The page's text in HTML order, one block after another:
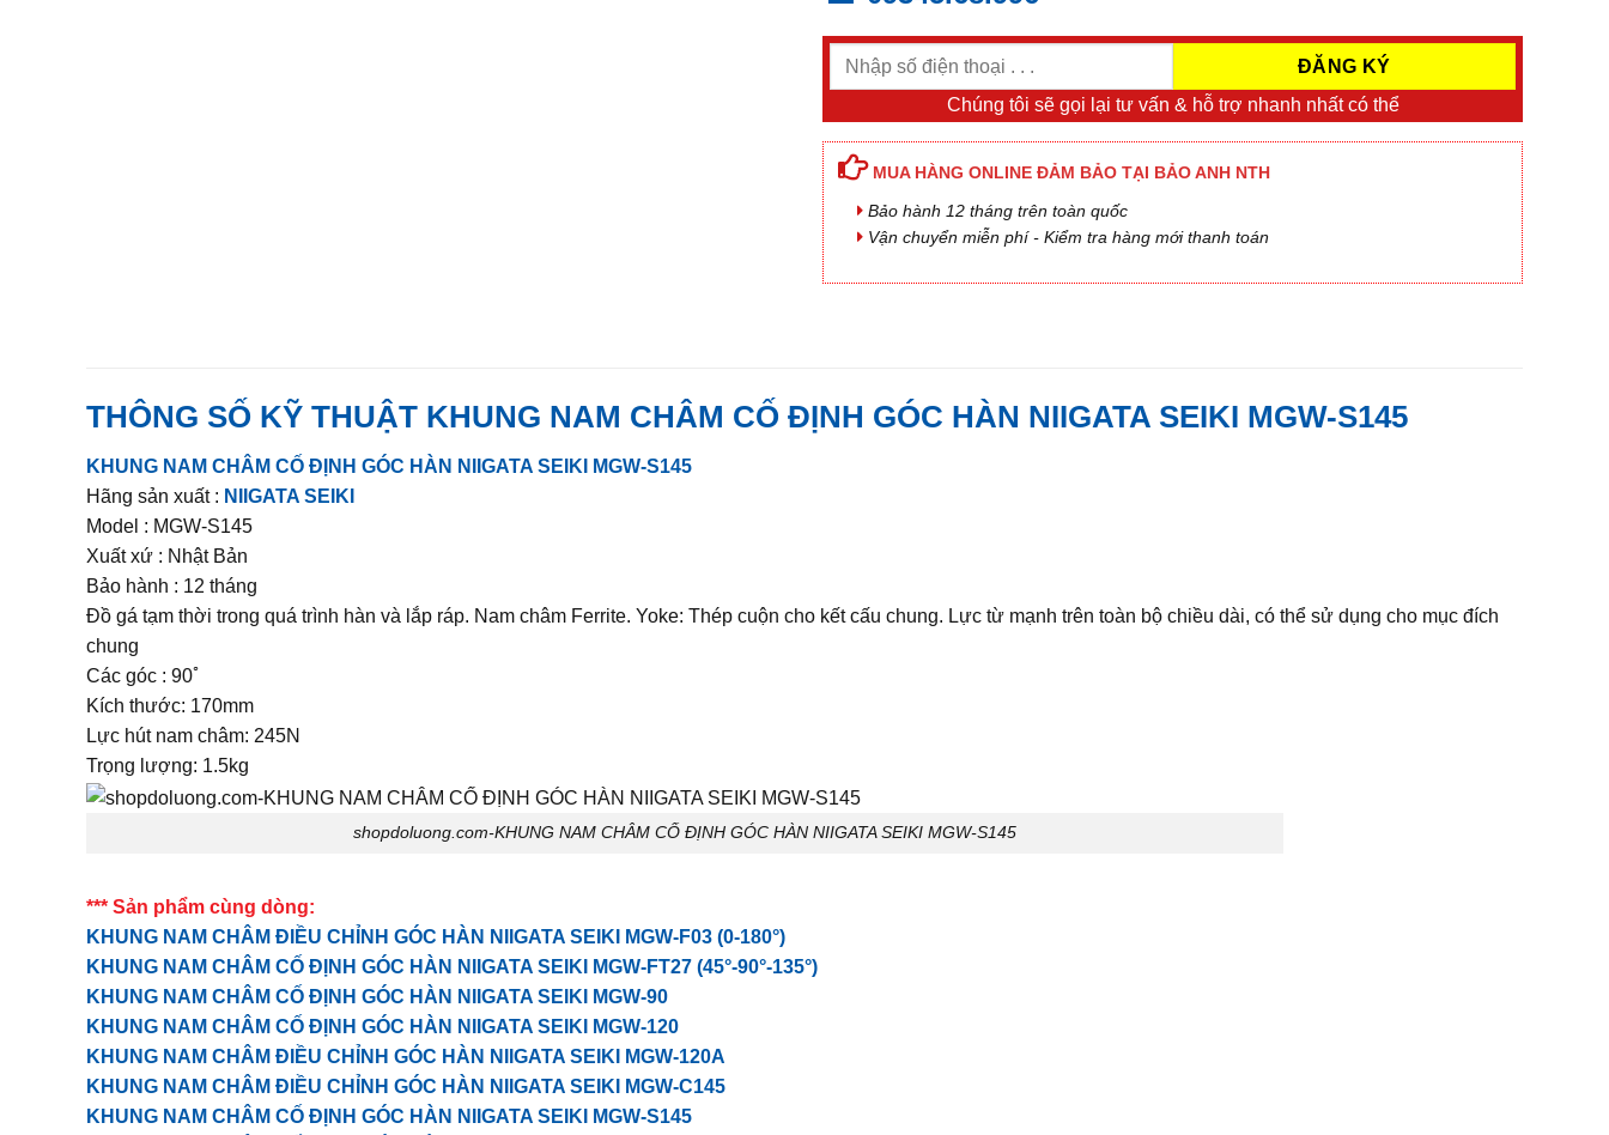
Chúng tôi sẽ gọi lại tư vấn & hỗ trợ nhanh nhất có thể
MUA HÀNG ONLINE ĐẢM BẢO TẠI BẢO ANH NTH
Bảo hành 12 tháng trên toàn quốc
Vận chuyển miễn phí - Kiểm tra hàng mới thanh toán
THÔNG SỐ KỸ THUẬT KHUNG NAM CHÂM CỐ ĐỊNH GÓC HÀN NIIGATA SEIKI MGW-S145
KHUNG NAM CHÂM CỐ ĐỊNH GÓC HÀN NIIGATA SEIKI MGW-S145
Hãng sản xuất : NIIGATA SEIKI
Model : MGW-S145
Xuất xứ : Nhật Bản
Bảo hành : 12 tháng
Đồ gá tạm thời trong quá trình hàn và lắp ráp. Nam châm Ferrite. Yoke: Thép cuộn cho kết cấu chung. Lực từ mạnh trên toàn bộ chiều dài, có thể sử dụng cho mục đích
chung
Các góc : 90ﾟ
Kích thước: 170mm
Lực hút nam châm: 245N
Trọng lượng: 1.5kg
shopdoluong.com-KHUNG NAM CHÂM CỐ ĐỊNH GÓC HÀN NIIGATA SEIKI MGW-S145
*** Sản phẩm cùng dòng:
KHUNG NAM CHÂM ĐIỀU CHỈNH GÓC HÀN NIIGATA SEIKI MGW-F03 (0-180°)
KHUNG NAM CHÂM CỐ ĐỊNH GÓC HÀN NIIGATA SEIKI MGW-FT27 (45°-90°-135°)
KHUNG NAM CHÂM CỐ ĐỊNH GÓC HÀN NIIGATA SEIKI MGW-90
KHUNG NAM CHÂM CỐ ĐỊNH GÓC HÀN NIIGATA SEIKI MGW-120
KHUNG NAM CHÂM ĐIỀU CHỈNH GÓC HÀN NIIGATA SEIKI MGW-120A
KHUNG NAM CHÂM ĐIỀU CHỈNH GÓC HÀN NIIGATA SEIKI MGW-C145
KHUNG NAM CHÂM CỐ ĐỊNH GÓC HÀN NIIGATA SEIKI MGW-S145